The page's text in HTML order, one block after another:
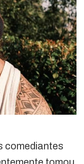
comediantes